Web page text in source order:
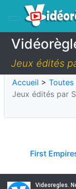
Jeux édités
Accueil >
Jeux édités par
First